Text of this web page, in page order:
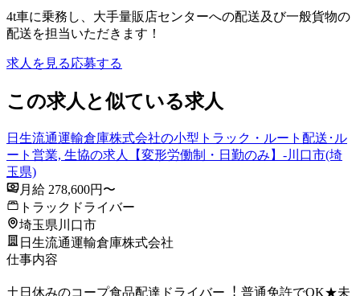
4t車に乗務し、大手量販店センターへの配送及び一般貨物の
配送を担当いただきます！
求人を見る応募する
この求人と似ている求人
日生流通運輸倉庫株式会社の小型トラック・ルート配送･ル
ート営業, 生協の求人【変形労働制・日勤のみ】-川口市(埼
玉県)
月給 278,600円〜
トラックドライバー
埼玉県川口市
日生流通運輸倉庫株式会社
仕事内容
⼟⽇休みのコープ⾷品配達ドライバー︕ 普通免許でOK★未